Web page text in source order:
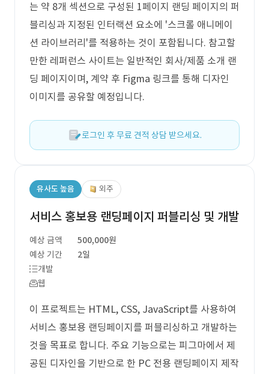
는 약 8개 섹션으로 구성된 1페이지 랜딩 페이지의 퍼
블리싱과 지정된 인터랙션 요소에 '스크롤 애니메이
션 라이브러리'를 적용하는 것이 포함됩니다. 참고할
만한 레퍼런스 사이트는 일반적인 회사/제품 소개 랜
딩 페이지이며, 계약 후 Figma 링크를 통해 디자인
이미지를 공유할 예정입니다.
로그인 후 무료 견적 상담 받으세요.
유사도 높음 외주
서비스 홍보용 랜딩페이지 퍼블리싱 및 개발
예상 금액
500,000원
예상 기간
2일
개발
웹
이 프로젝트는 HTML, CSS, JavaScript를 사용하여
서비스 홍보용 랜딩페이지를 퍼블리싱하고 개발하는
것을 목표로 합니다. 주요 기능으로는 피그마에서 제
공된 디자인을 기반으로 한 PC 전용 랜딩페이지 제작